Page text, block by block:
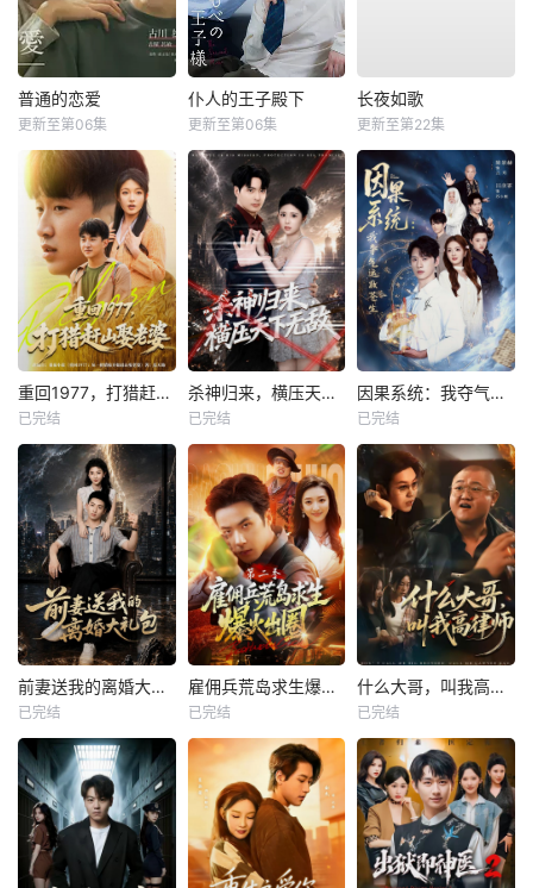
普通的恋爱
更新至第06集
仆人的王子殿下
更新至第06集
长夜如歌
更新至第22集
重回1977，打猎赶山娶老婆
已完结
杀神归来，横压天下无敌
已完结
因果系统：我夺气运救苍生
已完结
前妻送我的离婚大礼包
已完结
雇佣兵荒岛求生爆火出圈第二季
已完结
什么大哥，叫我高律师
已完结